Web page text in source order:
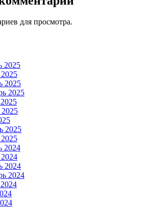
для просмотра.
2025
2025
2025
2025
2024
2024
2024